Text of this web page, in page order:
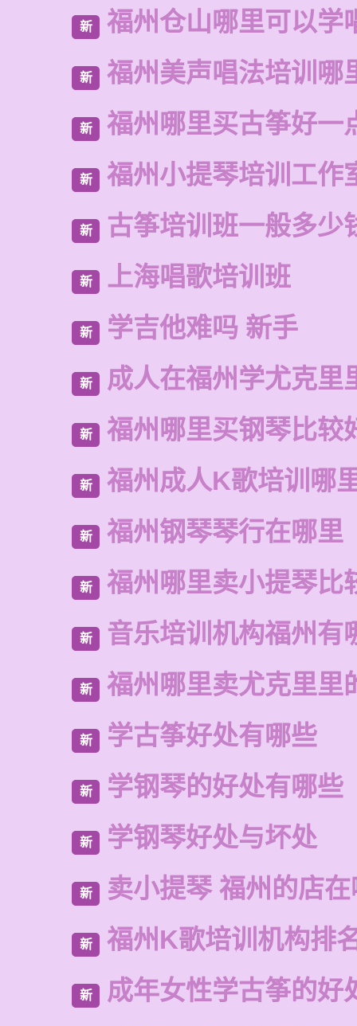
新 福州仓山哪里可以学
新 福州美声唱法培训哪
新 福州哪里买古筝好一
新 福州小提琴培训工作
新 古筝培训班一般多少
新 上海唱歌培训班
新 学吉他难吗 新手
新 成人在福州学尤克里
新 福州哪里买钢琴比较
新 福州成人K歌培训哪
新 福州钢琴琴行在哪里
新 福州哪里卖小提琴比
新 音乐培训机构福州有
新 福州哪里卖尤克里里
新 学古筝好处有哪些
新 学钢琴的好处有哪些
新 学钢琴好处与坏处
新 卖小提琴 福州的店
新 福州K歌培训机构排
新 成年女性学古筝的好